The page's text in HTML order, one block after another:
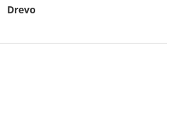
Drevo